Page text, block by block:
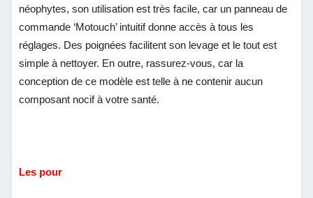
néophytes, son utilisation est très facile, car un panneau de
commande ‘Motouch’ intuitif donne accès à tous les
réglages. Des poignées facilitent son levage et le tout est
simple à nettoyer. En outre, rassurez-vous, car la
conception de ce modèle est telle à ne contenir aucun
composant nocif à votre santé.
Les pour